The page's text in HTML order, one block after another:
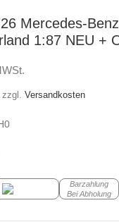
Mercedes-
1:87 NEU +
zzgl. Versandkosten
Barzahlung
Bei Abholung